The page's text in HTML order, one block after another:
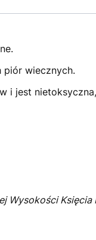
piór wiecznych.
i jest nietoksyczna,
Wysokości